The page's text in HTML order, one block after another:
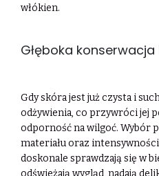
włókien.
Głęboka
Gdy skóra jest już czysta i
odżywienia, co przywróci jej
odporność na wilgoć. Wybór
materiału oraz
doskonale sprawdzają się w
odświeżają wygląd, nadają